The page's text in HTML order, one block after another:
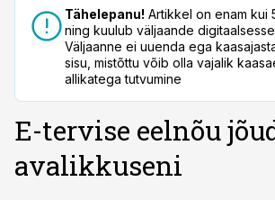
Tähelepanu! Artikkel on enam kui
ning kuulub väljaande
Väljaanne ei uuenda ega
sisu, mistõttu võib olla vajalik
allikatega tutvumine
E-tervise eelnõu
avalikkuseni